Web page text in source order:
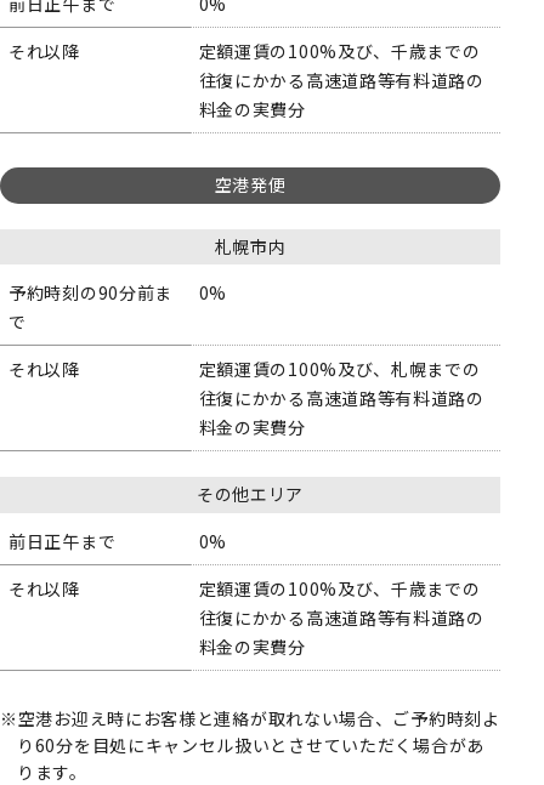
それ以降
定額運賃の100%及び、千歳までの
往復にかかる高速道路等有料道路の
料金の実費分
空港発便
札幌市内
予約時刻の90分前ま
で
0%
それ以降
定額運賃の100%及び、札幌までの
往復にかかる高速道路等有料道路の
料金の実費分
その他エリア
前日正午まで
0%
それ以降
定額運賃の100%及び、千歳までの
往復にかかる高速道路等有料道路の
料金の実費分
空港お迎え時にお客様と連絡が取れない場合、ご予約時刻よ
り60分を目処にキャンセル扱いとさせていただく場合があ
ります。